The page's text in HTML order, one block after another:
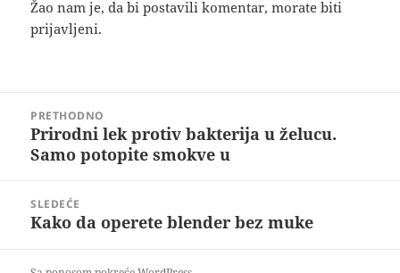
Žao nam je, da bi postavili komentar, moratebiti
prijavljeni.
člankaPRETHODNO
Prethodni
članak:
Prirodni lek protiv bakterija u želucu.
Samo potopite smokve u
SLEDEĆE
Sledeći
Kako da operete blender bez muke